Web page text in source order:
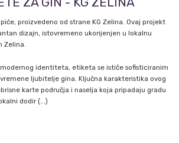
proizvedeno od strane KG Zelina. Ovaj projekt
dizajn, istovremeno ukorijenjen u lokalnu
Zelina.
identiteta, etiketa se ističe sofisticiranim
ljubitelje gina. Ključna karakteristika ovog
karte područja i naselja koja pripadaju gradu
dodir (...)